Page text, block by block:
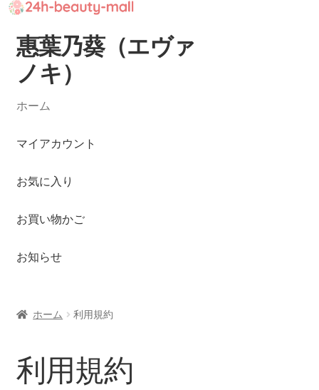
ナ
ビ
ゲ
シ
ン
ス
ッ
コ
ン
テ
ツ
ス
ッ
惠葉乃葵（エヴァ
ノキ）
ホーム
マイアカウント
お気に入り
お買い物かご
お知らせ
ホーム 利用規約
利用規約